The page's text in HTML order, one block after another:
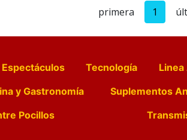
primera 1
Espectáculos Tecnología
y Gastronomía Suplementos
Pocillos